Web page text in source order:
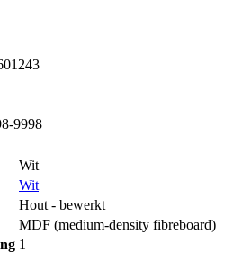
9998
Wit
Wit
Hout - bewerkt
MDF (medium-density fibreboard)
1